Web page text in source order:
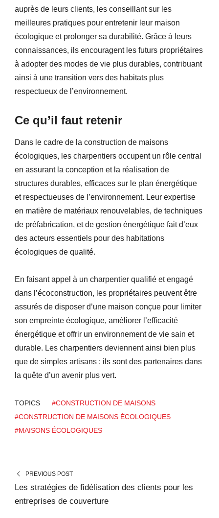
auprès de leurs clients, les conseillant sur les
meilleures pratiques pour entretenir leur maison
écologique et prolonger sa durabilité. Grâce à leurs
connaissances, ils encouragent les futurs propriétaires
à adopter des modes de vie plus durables, contribuant
ainsi à une transition vers des habitats plus
respectueux de l’environnement.
Ce qu’il faut retenir
Dans le cadre de la construction de maisons
écologiques, les charpentiers occupent un rôle central
en assurant la conception et la réalisation de
structures durables, efficaces sur le plan énergétique
et respectueuses de l’environnement. Leur expertise
en matière de matériaux renouvelables, de techniques
de préfabrication, et de gestion énergétique fait d’eux
des acteurs essentiels pour des habitations
écologiques de qualité.
En faisant appel à un charpentier qualifié et engagé
dans l’écoconstruction, les propriétaires peuvent être
assurés de disposer d’une maison conçue pour limiter
son empreinte écologique, améliorer l’efficacité
énergétique et offrir un environnement de vie sain et
durable. Les charpentiers deviennent ainsi bien plus
que de simples artisans : ils sont des partenaires dans
la quête d’un avenir plus vert.
TOPICS
#CONSTRUCTION DE MAISONS
#CONSTRUCTION DE MAISONS ÉCOLOGIQUES
#MAISONS ÉCOLOGIQUES
PREVIOUS POST
Les stratégies de fidélisation des clients pour les
entreprises de couverture